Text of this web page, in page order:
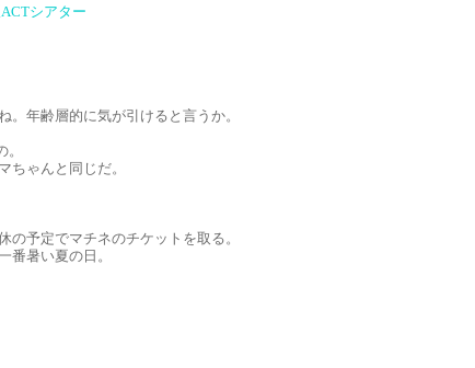
シアター
。年齢層的に気が引けると言うか。
ちゃんと同じだ。
の予定でマチネのチケットを取る。
番暑い夏の日。